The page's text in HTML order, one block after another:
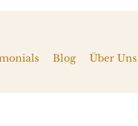
Blog Über Uns